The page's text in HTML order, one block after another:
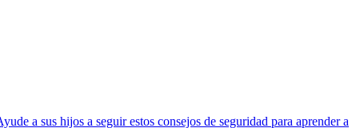
a sus hijos a seguir estos consejos de seguridad para aprender a